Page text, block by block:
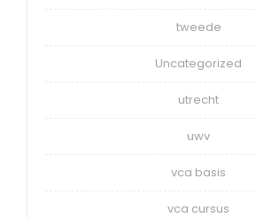
tweede
Uncategorized
utrecht
uwv
vca basis
vca cursus